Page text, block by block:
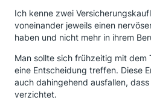
Ich kenne zwei
voneinander jeweils einen
haben und nicht mehr in ihrem
Man sollte sich frühzeitig mit dem
eine Entscheidung treffen. Diese
auch dahingehend ausfallen,
verzichtet.